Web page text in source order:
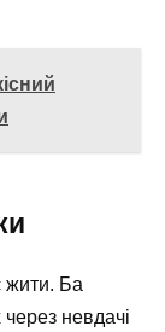
жити. Ба
невдачі